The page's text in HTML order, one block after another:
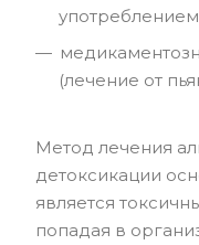
употреблением
(лечение от
Метод лечения
детоксикации
является
попадая в